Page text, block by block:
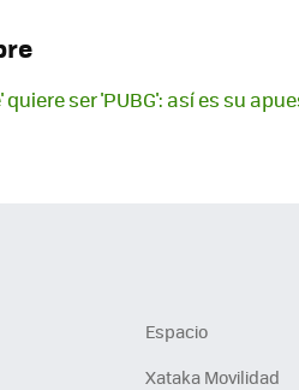
quiere ser 'PUBG': así es su
Espacio
Xataka Movilidad